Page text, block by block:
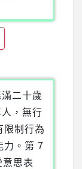
二十歲
，無行
限制行為
力。第 7
思表